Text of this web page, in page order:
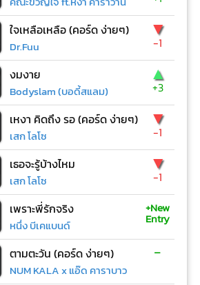
ใจเหลือเหลือ (คอร์ด ง่ายๆ)
Dr.Fuu
▼
-1
งมงาย
Bodyslam (บอดี้สแลม)
▲
+3
เหงา คิดถึง รอ (คอร์ด ง่ายๆ)
เสก โลโซ
▼
-1
เธอจะรู้บ้างไหม
เสก โลโซ
▼
-1
เพราะพี่รักจริง
หนึ่ง บีเคแบนด์
+New
Entry
ตามตะวัน (คอร์ด ง่ายๆ)
NUM KALA x แอ๊ด คาราบาว
-